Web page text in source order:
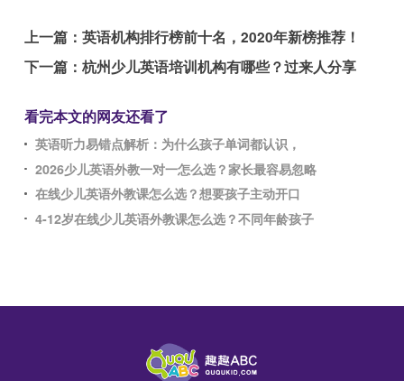
上一篇：英语机构排行榜前十名，2020年新榜推荐！
下一篇：杭州少儿英语培训机构有哪些？过来人分享
看完本文的网友还看了
英语听力易错点解析：为什么孩子单词都认识，
2026少儿英语外教一对一怎么选？家长最容易忽略
在线少儿英语外教课怎么选？想要孩子主动开口
4-12岁在线少儿英语外教课怎么选？不同年龄孩子